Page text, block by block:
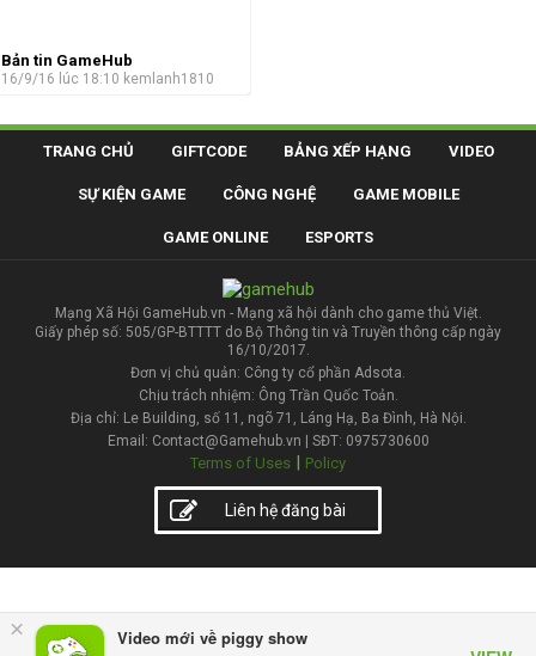
× Video mới về piggy show
Bản tin GameHub
16/9/16 lúc 18:10 kemlanh1810
TRANG CHỦ GIFTCODE BẢNG XẾP HẠNG VIDEO
SỰ KIỆN GAME CÔNG NGHỆ GAME MOBILE
GAME ONLINE ESPORTS
Mạng Xã Hội GameHub.vn - Mạng xã hội dành cho game thủ Việt.
Giấy phép số: 505/GP-BTTTT do Bộ Thông tin và Truyền thông cấp ngày
16/10/2017.
Đơn vị chủ quản: Công ty cổ phần Adsota.
Chịu trách nhiệm: Ông Trần Quốc Toản.
Địa chỉ: Le Building, số 11, ngõ 71, Láng Hạ, Ba Đình, Hà Nội.
Email: Contact@Gamehub.vn | SĐT: 0975730600
Terms of Uses | Policy
Liên hệ đăng bài